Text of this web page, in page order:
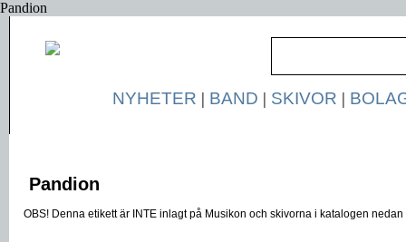
Pandion
NYHETER | BAND | SKIVOR |
Pandion
OBS! Denna etikett är INTE inlagt på Musikon och skivorna i katalogen